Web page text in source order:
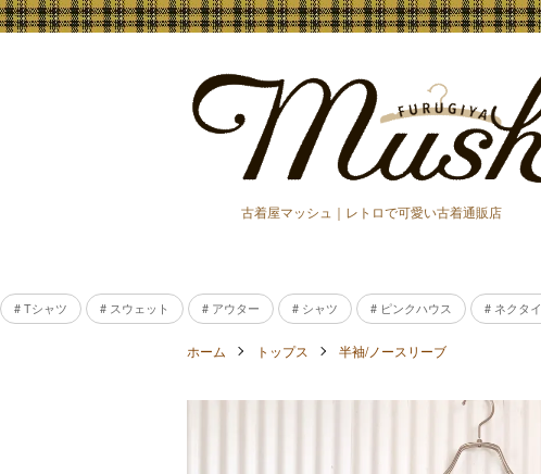
古着屋マッシュ｜レトロで可愛い古着通販店
# Tシャツ # スウェット # アウター # シャツ # ピンクハウス # ネクタイ
ホーム トップス 半袖/ノースリーブ